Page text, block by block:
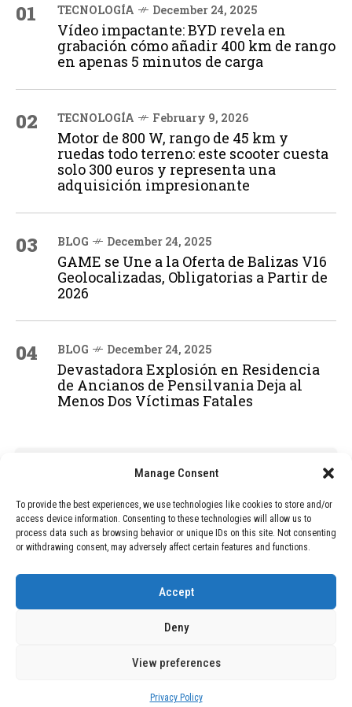
Manage Consent
To provide the best experiences, we use technologies like cookies to store and/or
access device information. Consenting to these technologies will allow us to
process data such as browsing behavior or unique IDs on this site. Not consenting
or withdrawing consent, may adversely affect certain features and functions.
Accept
Deny
View preferences
Privacy Policy
01 TECNOLOGÍA December 24, 2025
Vídeo impactante: BYD revela en
grabación cómo añadir 400 km de rango
en apenas 5 minutos de carga
02 TECNOLOGÍA February 9, 2026
Motor de 800 W, rango de 45 km y
ruedas todo terreno: este scooter cuesta
solo 300 euros y representa una
adquisición impresionante
03 BLOG December 24, 2025
GAME se Une a la Oferta de Balizas V16
Geolocalizadas, Obligatorias a Partir de
2026
04 BLOG December 24, 2025
Devastadora Explosión en Residencia
de Ancianos de Pensilvania Deja al
Menos Dos Víctimas Fatales